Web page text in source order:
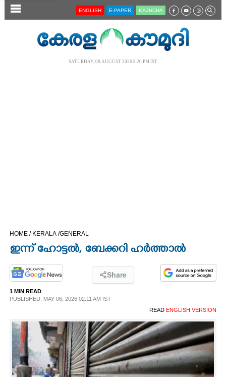
SECTIONS
CINEMA
OPINION
PHOTOS
LIFESTYLE
SPIRITUAL
ENGLISH E-PAPER KĀZHCHA
SATURDAY, 08 AUGUST 2026 9.20 PM IST
HOME / KERALA /GENERAL
ഇന്ന് ഹോട്ടൽ, ബേക്കറി ഹർത്താൽ
Share
1 MIN READ
PUBLISHED: MAY 06, 2026 02:11 AM IST
READ ENGLISH VERSION